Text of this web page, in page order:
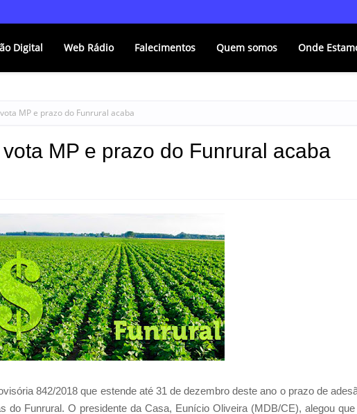
Digital Web Rádio Falecimentos Quem somos Onde
MP e prazo do Funrural acaba
MP e prazo do Funrural acaba
842/2018 que estende até 31 de dezembro deste ano o prazo de
do Funrural. O presidente da Casa, Eunício Oliveira (MDB/CE), alegou